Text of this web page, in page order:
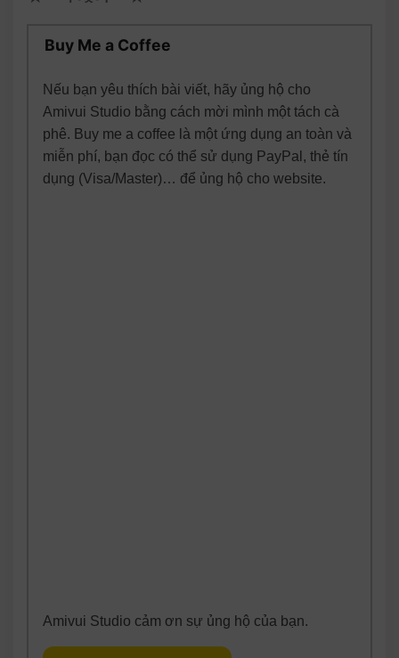
Buy Me a Coffee
Nếu bạn yêu thích bài viết, hãy ủng hộ cho
Amivui Studio bằng cách mời mình một tách cà
phê. Buy me a coffee là một ứng dụng an toàn và
miễn phí, bạn đọc có thể sử dụng PayPal, thẻ tín
dụng (Visa/Master)… để ủng hộ cho website.
Amivui Studio cảm ơn sự ủng hộ của bạn.